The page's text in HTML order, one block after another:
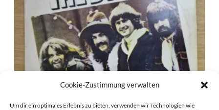
Cookie-Zustimmung verwalten
Um dir ein optimales Erlebnis zu bieten, verwenden wir Technologien wie